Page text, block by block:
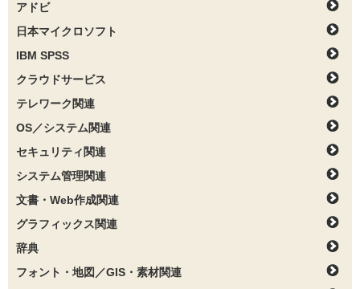
アドビ
日本マイクロソフト
IBM SPSS
クラウドサービス
テレワーク関連
OS／システム関連
セキュリティ関連
システム管理関連
文書・Web作成関連
グラフィックス関連
辞典
フォント・地図／GIS・素材関連